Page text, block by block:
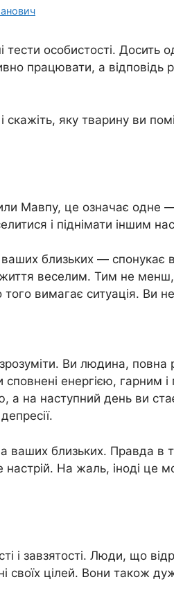
тести особистості. Досить
працювати, а відповідь
скажіть, яку тварину ви
Мавпу, це означає одне —
і піднімати іншим
близьких — спонукає
життя веселим. Тим не
того вимагає ситуація. Ви
Ви людина, повна
енергією, гарним
а на наступний день ви
ваших близьких. Правда в
настрій. На жаль, іноді це
і завзятості. Люди, що
своїх цілей. Вони також